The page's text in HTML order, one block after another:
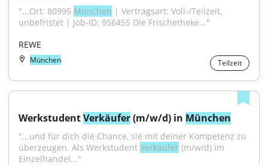
"...Ort: 80995 München | Vertragsart: Voll-/Teilzeit,
unbefristet | Job-ID: 956455 Die Frischetheke..."
REWE
München Teilzeit
Werkstudent Verkäufer (m/w/d) in München
"...und für dich die Chance, sie mit deiner Kompetenz zu
überzeugen. Als Werkstudent Verkäufer (m/w/d) im
Einzelhandel..."